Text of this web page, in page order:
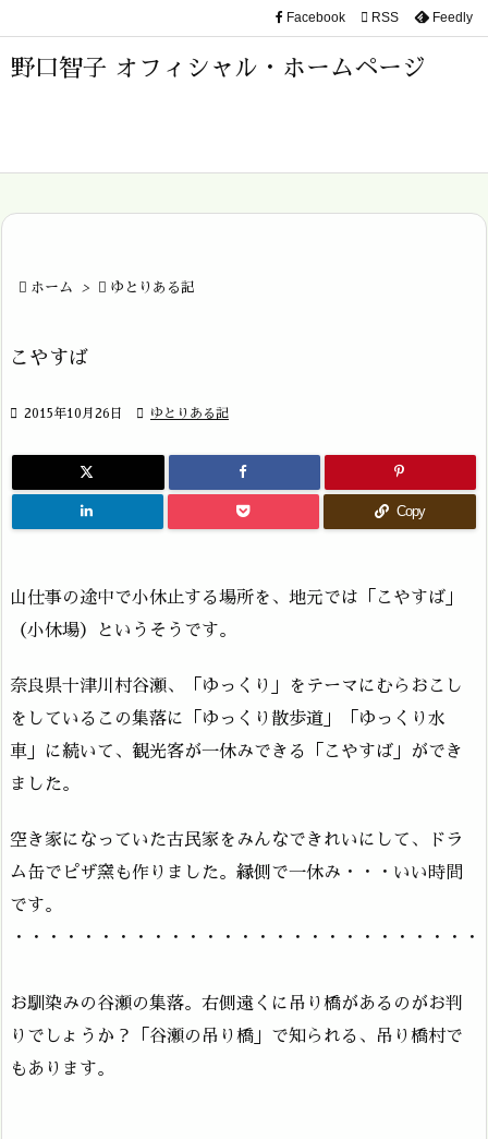
野口智子 オフィシャル・ホームページ

前へ

Facebook  RSS Feedly
 ホーム >  ゆとりある記
こやすば
 2015年10月26日  ゆとりある記
Copy
山仕事の途中で小休止する場所を、地元では「こやすば」
（小休場）というそうです。
奈良県十津川村谷瀬、「ゆっくり」をテーマにむらおこし
をしているこの集落に「ゆっくり散歩道」「ゆっくり水
車」に続いて、観光客が一休みできる「こやすば」ができ
ました。
空き家になっていた古民家をみんなできれいにして、ドラ
ム缶でピザ窯も作りました。縁側で一休み・・・いい時間
です。
・・・・・・・・・・・・・・・・・・・・・・・・・・
お馴染みの谷瀬の集落。右側遠くに吊り橋があるのがお判
りでしょうか？「谷瀬の吊り橋」で知られる、吊り橋村で
もあります。